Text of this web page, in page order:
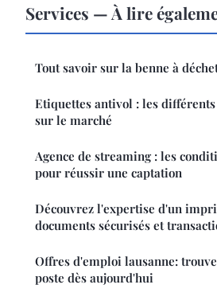
Services — À lire
Tout savoir sur la benne à
Etiquettes antivol : les
sur le marché
Agence de streaming : les
pour réussir une captation
Découvrez l'expertise d'un
documents sécurisés et
Offres d'emploi lausanne:
poste dès aujourd'hui